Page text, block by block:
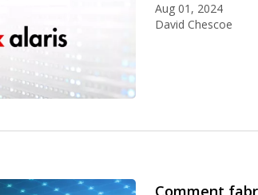
Aug 01, 2024
David Chescoe
Comment